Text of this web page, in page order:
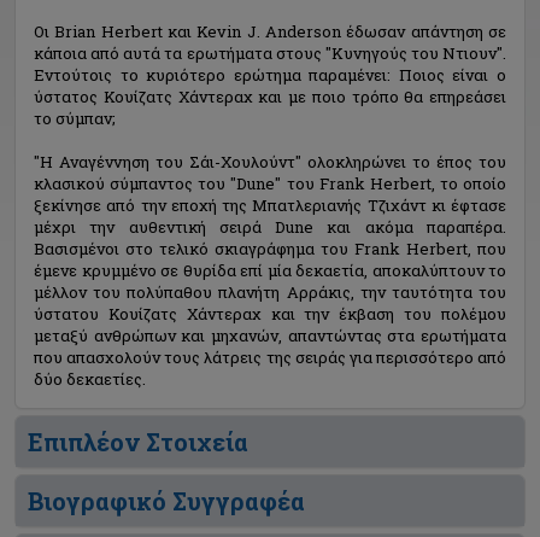
Οι Brian Herbert και Kevin J. Anderson έδωσαν απάντηση σε
κάποια από αυτά τα ερωτήματα στους "Κυνηγούς του Ντιουν".
Εντούτοις το κυριότερο ερώτημα παραμένει: Ποιος είναι ο
ύστατος Κουίζατς Χάντεραχ και με ποιο τρόπο θα επηρεάσει
το σύμπαν;
"Η Αναγέννηση του Σάι-Χουλούντ" ολοκληρώνει το έπος του
κλασικού σύμπαντος του "Dune" του Frank Herbert, το οποίο
ξεκίνησε από την εποχή της Μπατλεριανής Τζιχάντ κι έφτασε
μέχρι την αυθεντική σειρά Dune και ακόμα παραπέρα.
Βασισμένοι στο τελικό σκιαγράφημα του Frank Herbert, που
έμενε κρυμμένο σε θυρίδα επί μία δεκαετία, αποκαλύπτουν το
μέλλον του πολύπαθου πλανήτη Αρράκις, την ταυτότητα του
ύστατου Κουίζατς Χάντεραχ και την έκβαση του πολέμου
μεταξύ ανθρώπων και μηχανών, απαντώντας στα ερωτήματα
που απασχολούν τους λάτρεις της σειράς για περισσότερο από
δύο δεκαετίες.
Επιπλέον Στοιχεία
Βιογραφικό Συγγραφέα